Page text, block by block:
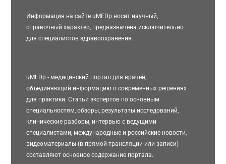
Информация на сайте uMEDp носит научный,
справочный характер, предназначена исключительно
для специалистов здравоохранения.
uMEDp - медицинский портал для врачей,
объединяющий информацию о современных решениях
для практики. Статьи экспертов по основным
специальностям, обзоры, результаты исследований,
клинические разборы, интервью с ведущими
специалистами, международные и российские новости,
видеоматериалы (в прямой трансляции или записи)
составляют основное содержание портала.